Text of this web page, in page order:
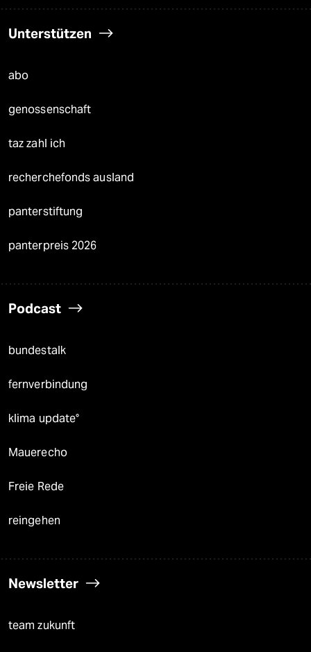
Unterstützen
abo
genossenschaft
taz zahl ich
recherchefonds ausland
panterstiftung
panterpreis 2026
Podcast
bundestalk
fernverbindung
klima update°
Mauerecho
Freie Rede
reingehen
Newsletter
team zukunft